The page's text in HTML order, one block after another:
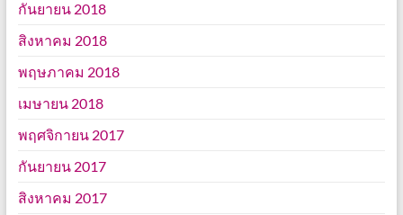
กันยายน 2018
สิงหาคม 2018
พฤษภาคม 2018
เมษายน 2018
พฤศจิกายน 2017
กันยายน 2017
สิงหาคม 2017